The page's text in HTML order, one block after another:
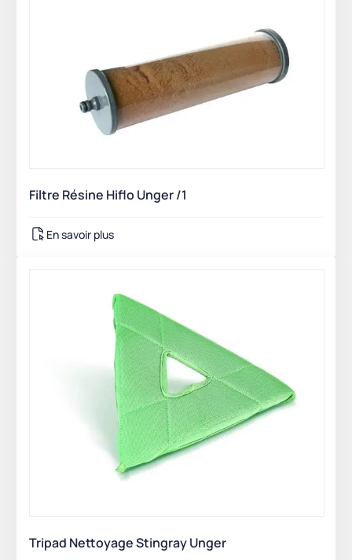
Filtre Résine Hiflo Unger /1
En savoir plus
Tripad Nettoyage Stingray Unger